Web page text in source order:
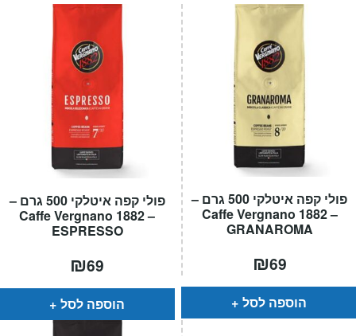
פולי קפה איטלקי 500 גרם –
Caffe Vergnano 1882 –
ESPRESSO
₪69
הוספה לסל
פולי קפה איטלקי 500 גרם –
Caffe Vergnano 1882 –
GRANAROMA
₪69
הוספה לסל